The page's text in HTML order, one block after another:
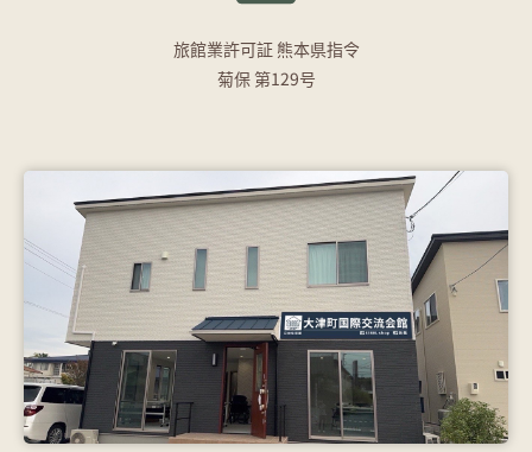
旅館業許可証 熊本県指令
菊保 第129号